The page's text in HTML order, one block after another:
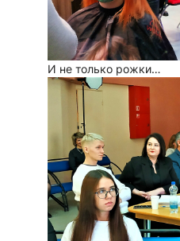
И не только рожки…